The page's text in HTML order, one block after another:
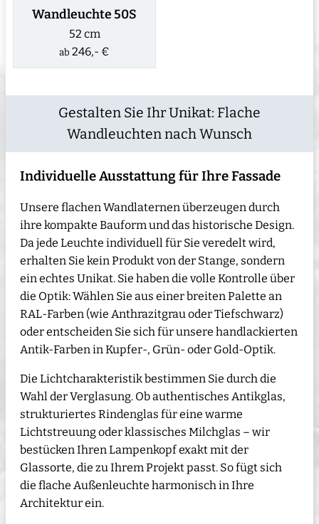
Wandleuchte 50S
52 cm
ab 246,- €
Gestalten Sie Ihr Unikat: Flache
Wandleuchten nach Wunsch
Individuelle Ausstattung für Ihre Fassade
Unsere flachen Wandlaternen überzeugen durch
ihre kompakte Bauform und das historische Design.
Da jede Leuchte individuell für Sie veredelt wird,
erhalten Sie kein Produkt von der Stange, sondern
ein echtes Unikat. Sie haben die volle Kontrolle über
die Optik: Wählen Sie aus einer breiten Palette an
RAL-Farben (wie Anthrazitgrau oder Tiefschwarz)
oder entscheiden Sie sich für unsere handlackierten
Antik-Farben in Kupfer-, Grün- oder Gold-Optik.
Die Lichtcharakteristik bestimmen Sie durch die
Wahl der Verglasung. Ob authentisches Antikglas,
strukturiertes Rindenglas für eine warme
Lichtstreuung oder klassisches Milchglas – wir
bestücken Ihren Lampenkopf exakt mit der
Glassorte, die zu Ihrem Projekt passt. So fügt sich
die flache Außenleuchte harmonisch in Ihre
Architektur ein.